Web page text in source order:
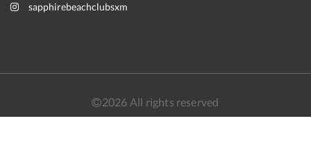
sapphirebeachclubsxm
2026 All rights reserved